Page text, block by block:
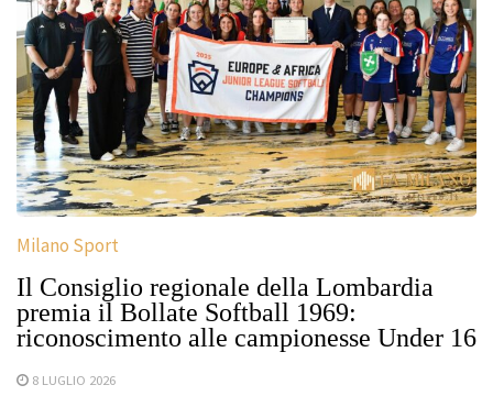
Milano Sport
Il Consiglio regionale della Lombardia
premia il Bollate Softball 1969:
riconoscimento alle campionesse Under 16
8 LUGLIO 2026